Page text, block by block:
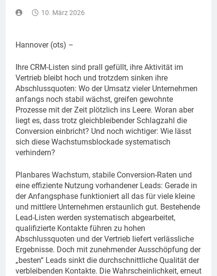
10. März 2026
Hannover (ots) –
Ihre CRM-Listen sind prall gefüllt, ihre Aktivität im
Vertrieb bleibt hoch und trotzdem sinken ihre
Abschlussquoten: Wo der Umsatz vieler Unternehmen
anfangs noch stabil wächst, greifen gewohnte
Prozesse mit der Zeit plötzlich ins Leere. Woran aber
liegt es, dass trotz gleichbleibender Schlagzahl die
Conversion einbricht? Und noch wichtiger: Wie lässt
sich diese Wachstumsblockade systematisch
verhindern?
Planbares Wachstum, stabile Conversion-Raten und
eine effiziente Nutzung vorhandener Leads: Gerade in
der Anfangsphase funktioniert all das für viele kleine
und mittlere Unternehmen erstaunlich gut. Bestehende
Lead-Listen werden systematisch abgearbeitet,
qualifizierte Kontakte führen zu hohen
Abschlussquoten und der Vertrieb liefert verlässliche
Ergebnisse. Doch mit zunehmender Ausschöpfung der
„besten“ Leads sinkt die durchschnittliche Qualität der
verbleibenden Kontakte. Die Wahrscheinlichkeit, erneut